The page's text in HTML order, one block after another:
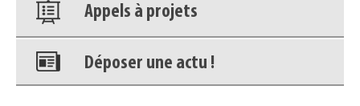
Appels à projets
Déposer une actu !